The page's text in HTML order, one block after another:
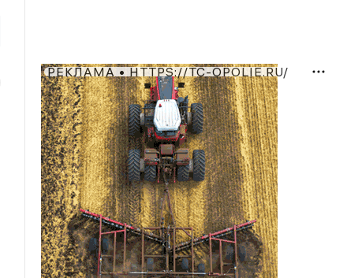
РЕКЛАМА • HTTPS://TC-OPOLIE.RU/